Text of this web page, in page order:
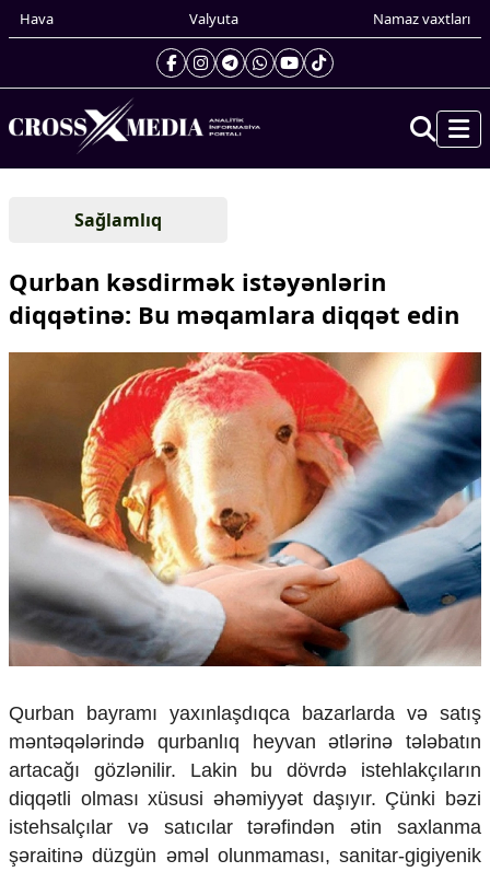
Hava Valyuta Namaz vaxtları
Gündəm
Xarici xəbərlər
Cənubi Qafqaz
Amerika
Asiya
Afrika
Çarpaz baxış
Təhlil
Geosiyasi
İqtisadi
Sosioloji
Multimedia
Foto
Video
İnfoqrafika
Podcast
Humanitar
Sağlamlıq
Qurban kəsdirmək istəyənlərin
diqqətinə: Bu məqamlara diqqət edin
Qurban bayramı yaxınlaşdıqca bazarlarda və satış
məntəqələrində qurbanlıq heyvan ətlərinə tələbatın
artacağı gözlənilir. Lakin bu dövrdə istehlakçıların
diqqətli olması xüsusi əhəmiyyət daşıyır. Çünki bəzi
istehsalçılar və satıcılar tərəfindən ətin saxlanma
şəraitinə düzgün əməl olunmaması, sanitar-gigiyenik